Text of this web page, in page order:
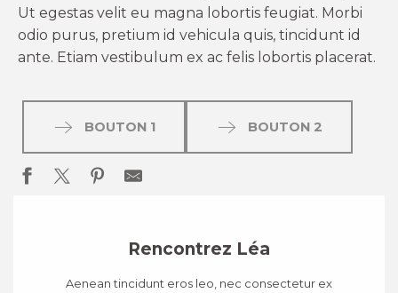
Ut egestas velit eu magna lobortis feugiat. Morbi
odio purus, pretium id vehicula quis, tincidunt id
ante. Etiam vestibulum ex ac felis lobortis placerat.
BOUTON 1 BOUTON 2
Rencontrez Léa
Aenean tincidunt eros leo, nec consectetur ex